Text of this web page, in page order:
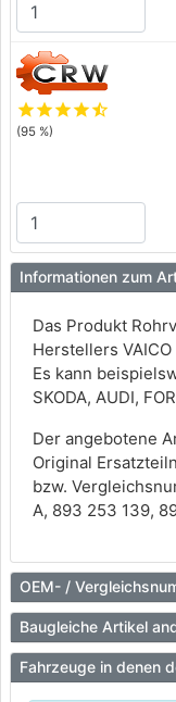
starstarstarstarstar_half
(95 %)
Informationen zum
Das Produkt
Herstellers
Es kann
SKODA, AUDI,
Der angebotene
Original
bzw.
A, 893 253 139,
OEM- /
Baugleiche Artikel
Fahrzeuge in denen